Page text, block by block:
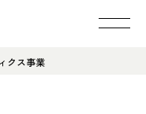
クス事業